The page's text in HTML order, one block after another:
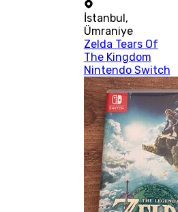
İstanbul ,
Ümraniye
Zelda Tears Of
The Kingdom
Nintendo Switch